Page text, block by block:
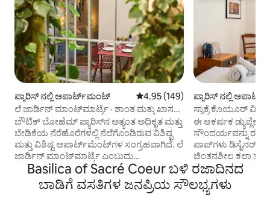
ಪ್ಯಾರಿಸ್ ನಲ್ಲಿ ಅಪಾರ್ಟ್‌ಮಂಟ್ 5 ರಲ್ಲಿ 4.95 ಸರಾಸರಿ ರೇಟಿಂಗ್, 149
4.95 (149)
ಲೆ ಜಾರ್ಡಿನ್ ಮಾಂಟ್‌ಮಾರ್ಟ್ರೆ · ಶಾಂತ ಮತ್ತು ಖಾಸಗಿ
ಟೆರೇಸ್
ಬೌಟಿಕ್ ಬೋಹೆಮ್ ಪ್ಯಾರಿಸ್‌ನ ಅತ್ಯಂತ ಅಧಿಕೃತ ಮತ್ತು
ಬೇಡಿಕೆಯ ನೆರೆಹೊರೆಗಳಲ್ಲಿ ನೆಲೆಗೊಂಡಿರುವ ವಿಶಿಷ್ಟ
ಮತ್ತು ವಿಶಿಷ್ಟ ಅಪಾರ್ಟ್‌ಮೆಂಟ್‌ಗಳ ಸಂಗ್ರಹವಾಗಿದೆ. ಲೆ
ಜಾರ್ಡಿನ್ ಮಾಂಟ್‌ಮಾರ್ಟ್ರೆ ಎಂಬುದು
ಮಾಂಟ್‌ಮಾರ್ಟ್ರೆಯ ಮೇಲ್ಭಾಗದಲ್ಲಿರುವ ಶಾಂತ,
ವಿನ್ಯಾಸದಿಂದ ನೇತೃತ್ವದ ಅಪಾರ್ಟ್‌ಮೆಂಟ್ ಆಗಿದೆ,
ಇದು ಸ್ಯಾಕ್ರೆ-ಕೋರ್ ಮತ್ತು ಪ್ಲೇಸ್ ಡು ಟೆರ್ಟ್ರೆಯಿಂದ
ಪ್ಯಾರಿಸ್ ನಲ್ಲಿ
ಸ್ಯಾಕ್ರೆ ಕೊಯೂರ್
ಸುಂದರ ಡ್ಯುಪ್ಲೆಕ್ಸ್!
ಈ ಆಕರ್ಷಕ ಡ್ಯುಪ್ಲೆಕ್ಸ್
ಸೌಂದರ್ಯವನ್ನು
ಪಾಪ್‌ಗಳು ಡಿಸೈನರ್
ಚಿಂತನಶೀಲ ಕಲಾ
ಫಿಕ್ಚರ್‌ಗಳು ಪ್ರತಿ ಸ್ಥಳಕ್ಕೆ
ಭಾವನೆಯನ್ನು ನೀಡುವ
ವ್ಯಕ್ತಪಡಿಸುತ್ತವೆ.
Basilica of Sacré Coeur ಬಳಿ ರಜಾದಿನದ
ಬಾಡಿಗೆ ವಸತಿಗಳ ಜನಪ್ರಿಯ ಸೌಲಭ್ಯಗಳು